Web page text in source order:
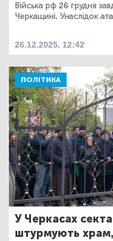
Війська рф 26 грудня
Черкащині. Унаслідок
26.12.2025, 12:42
ПОЛІТИКА
У Черкасах
штурмують